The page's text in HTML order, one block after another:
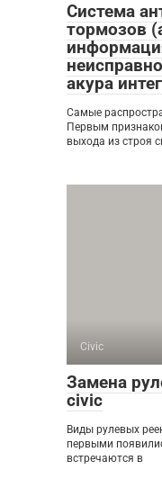
Система
тормозов
акура
Самые
Первым
выхода из строя
Civic
Замена
civic
Виды рулевых
первыми
встречаются в